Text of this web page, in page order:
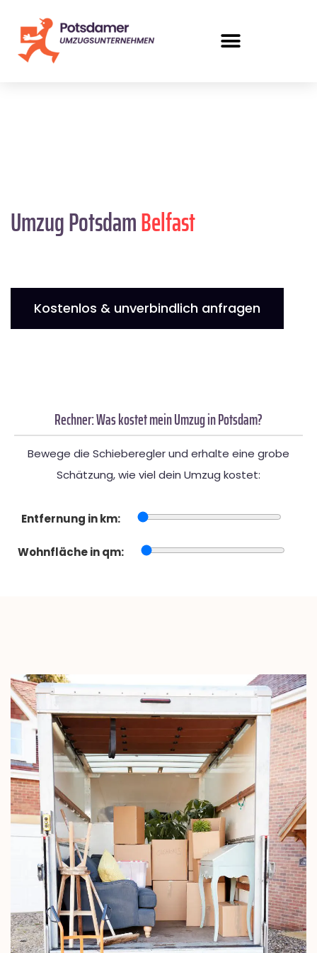
Umzug PotsdamBelfast
Kostenlos & unverbindlich anfragen
Rechner: Was kostet mein Umzug in Potsdam?
Bewege die Schieberegler und erhalte eine grobe
Schätzung, wie viel dein Umzug kostet:
Entfernung in km:
Wohnfläche in qm: